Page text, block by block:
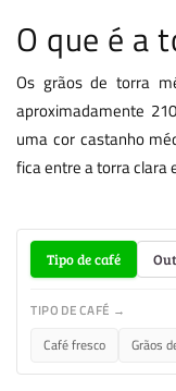
O que é a
Os grãos de torra
aproximadamente
uma cor castanho
fica entre a torra clara
Tipo de café
TIPO DE CAFÉ →
Café fresco Grãos